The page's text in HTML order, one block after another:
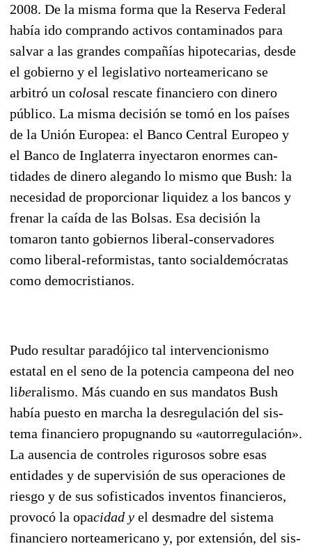
2008. De la misma forma que la Reserva Federal
había ido comprando activos contami­nados para
salvar a las grandes compañías hipotecarias, desde
el gobierno y el legislativo norteamericano se
arbitró un colosal rescate financiero con dinero
público. La misma decisión se tomó en los países
de la Unión Europea: el Banco Central Europeo y
el Banco de Inglaterra inyectaron enormes can­
tidades de dinero alegando lo mismo que Bush: la
necesidad de proporcionar liquidez a los bancos y
frenar la caída de las Bolsas. Esa decisión la
tomaron tanto gobiernos liberal-conservadores
como liberal-reformistas, tanto socialdemócratas
como democristianos.
Pudo resultar paradójico tal intervencionismo
estatal en el seno de la potencia campeona del neo
liberalismo. Más cuando en sus mandatos Bush
había puesto en marcha la desregulación del sis­
tema financiero propugnando su «autorregulación».
La ausencia de controles rigurosos sobre esas
entidades y de supervisión de sus operaciones de
riesgo y de sus sofisticados inventos financieros,
provocó la opacidad y el desmadre del sistema
financiero norteamericano y, por extensión, del sis­